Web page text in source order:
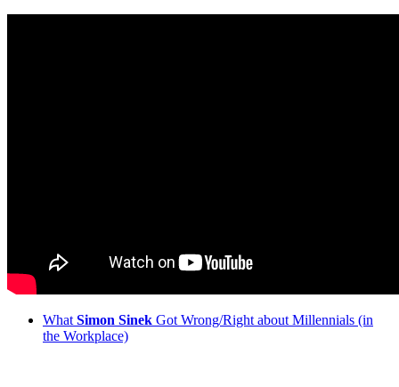
What Simon Sinek Got Wrong/Right about Millennials (in
the Workplace)